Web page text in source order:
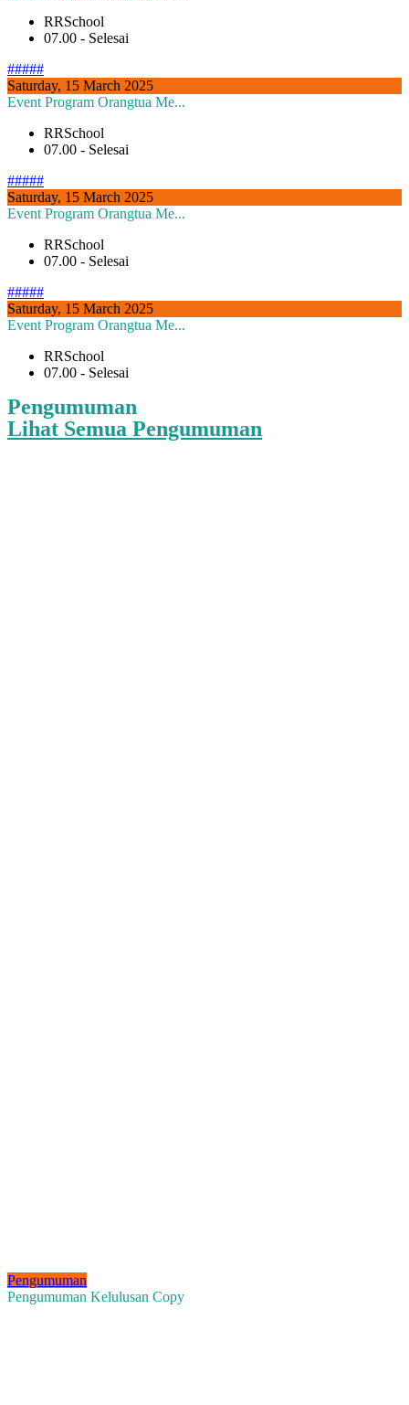
RRSchool
07.00 - Selesai
#####
Saturday, 15 March 2025
Event Program Orangtua Me...
RRSchool
07.00 - Selesai
#####
Saturday, 15 March 2025
Event Program Orangtua Me...
RRSchool
07.00 - Selesai
#####
Saturday, 15 March 2025
Event Program Orangtua Me...
RRSchool
07.00 - Selesai
Pengumuman
Lihat Semua Pengumuman
Pengumuman
Pengumuman Kelulusan Copy